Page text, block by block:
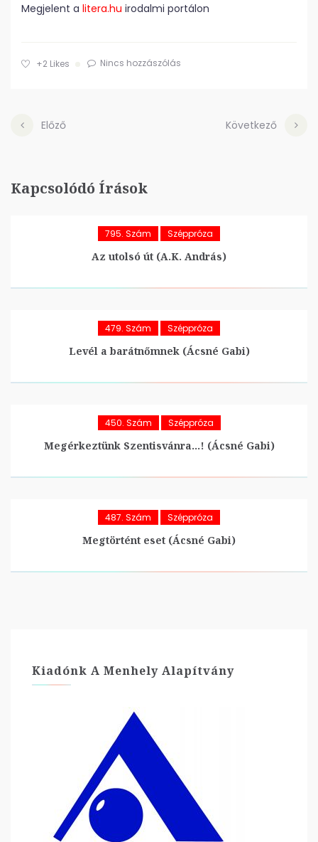
Megjelent a litera.hu irodalmi portálon
+2 Likes Nincs hozzászólás
Előző Következő
Kapcsolódó Írások
795. Szám Széppróza
Az utolsó út (A.K. András)
479. Szám Széppróza
Levél a barátnőmnek (Ácsné Gabi)
450. Szám Széppróza
Megérkeztünk Szentisvánra…! (Ácsné Gabi)
487. Szám Széppróza
Megtörtént eset (Ácsné Gabi)
Kiadónk A Menhely Alapítvány